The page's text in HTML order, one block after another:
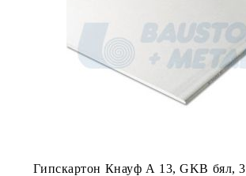
Гипскартон Кнауф А 13, GKB бял,